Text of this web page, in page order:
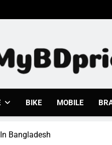
Bike & Mobiles Price In
BIKE MOBILE
Bangladesh